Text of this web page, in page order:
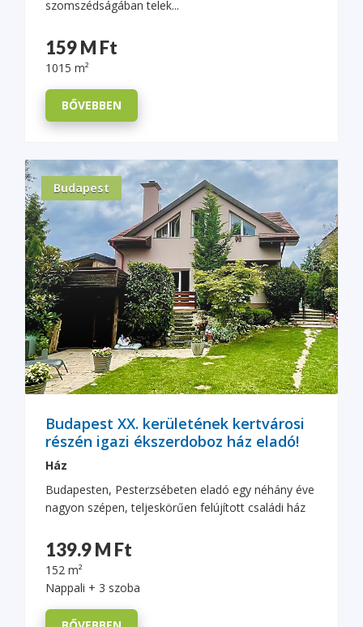
szomszédságában telek...
159 M Ft
1015 m²
BŐVEBBEN
Budapest
Budapest XX. kerületének kertvárosi
részén igazi ékszerdoboz ház eladó!
Ház
Budapesten, Pesterzsébeten eladó egy néhány éve
nagyon szépen, teljeskörűen felújított családi ház
139.9 M Ft
152 m²
Nappali + 3 szoba